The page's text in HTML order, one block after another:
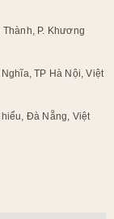
P. Khương
TP Hà Nội, Việt
Đà Nẵng, Việt